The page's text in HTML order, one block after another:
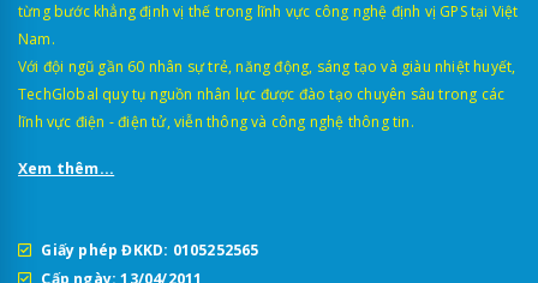
từng bước khẳng định vị thế trong lĩnh vực công nghệ định vị GPS tại Việt
Nam.
Với đội ngũ gần 60 nhân sự trẻ, năng động, sáng tạo và giàu nhiệt huyết,
TechGlobal quy tụ nguồn nhân lực được đào tạo chuyên sâu trong các
lĩnh vực điện - điện tử, viễn thông và công nghệ thông tin.
Xem thêm...
Giấy phép ĐKKD: 0105252565
Cấp ngày: 13/04/2011